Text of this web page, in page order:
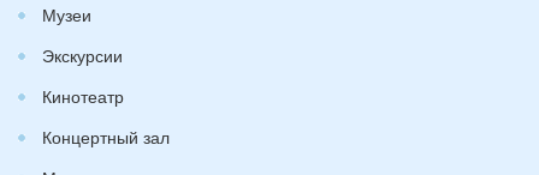
Музеи
Экскурсии
Кинотеатр
Концертный зал